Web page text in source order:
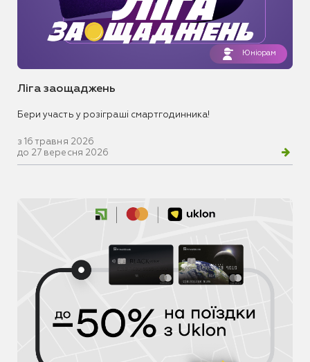
Юніорам
Ліга заощаджень
Бери участь у розіграші смартгодинника!
з 16 травня 2026
до 27 вересня 2026